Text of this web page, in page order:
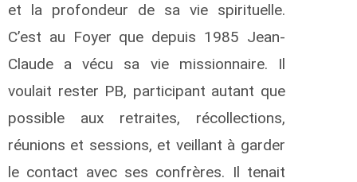
et la profondeur de sa vie spirituelle.
C’est au Foyer que depuis 1985 Jean-
Claude a vécu sa vie missionnaire. Il
voulait rester PB, participant autant que
possible aux retraites, récollections,
réunions et sessions, et veillant à garder
le contact avec ses confrères. Il tenait